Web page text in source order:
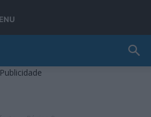
Publicidade